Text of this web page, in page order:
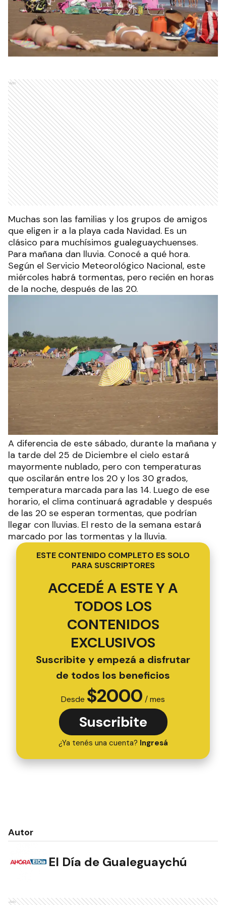
Ads
Muchas son las familias y los grupos de amigos
que eligen ir a la playa cada Navidad. Es un
clásico para muchísimos gualeguaychuenses.
Para mañana dan lluvia. Conocé a qué hora.
Según el Servicio Meteorológico Nacional, este
miércoles habrá tormentas, pero recién en horas
de la noche, después de las 20.
A diferencia de este sábado, durante la mañana y
la tarde del 25 de Diciembre el cielo estará
mayormente nublado, pero con temperaturas
que oscilarán entre los 20 y los 30 grados,
temperatura marcada para las 14. Luego de ese
horario, el clima continuará agradable y después
de las 20 se esperan tormentas, que podrían
llegar con lluvias. El resto de la semana estará
marcado por las tormentas y la lluvia.
ESTE CONTENIDO COMPLETO ES SOLO
PARA SUSCRIPTORES
ACCEDÉ A ESTE Y A
TODOS LOS
CONTENIDOS
EXCLUSIVOS
Suscribite y empezá a disfrutar
de todos los beneficios
Desde $2000 / mes
Suscribite
¿Ya tenés una cuenta? Ingresá
Autor
El Día de Gualeguaychú
Ads